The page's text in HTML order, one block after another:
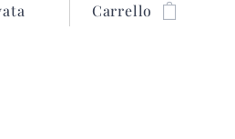
Carrello